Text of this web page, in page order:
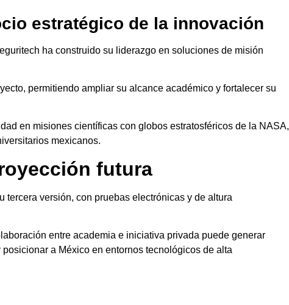
estratégico de la innovación
ha construido su liderazgo en soluciones de misión
permitiendo ampliar su alcance académico y fortalecer su
en misiones científicas con globos estratosféricos de la NASA,
mexicanos.
futura
tercera versión, con pruebas electrónicas y de altura
entre academia e iniciativa privada puede generar
a México en entornos tecnológicos de alta